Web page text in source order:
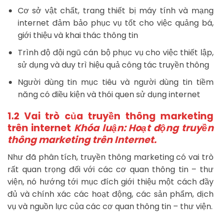
Cơ sở vật chất, trang thiết bị máy tính và mạng
internet đảm bảo phục vụ tốt cho việc quảng bá,
giới thiệu và khai thác thông tin
Trình độ đội ngũ cán bộ phục vụ cho việc thiết lập,
sử dụng và duy trì hiệu quả công tác truyền thông
Người dùng tin mục tiêu và người dùng tin tiềm
năng có điều kiện và thói quen sử dụng internet
1.2 Vai trò của truyền thông marketing
trên internet Khóa luận: Hoạt động truyền
thông marketing trên Internet.
Như đã phân tích, truyền thông marketing có vai trò
rất quan trọng đối với các cơ quan thông tin – thư
viện, nó hướng tới mục đích giới thiệu một cách đầy
đủ và chính xác các hoạt động, các sản phẩm, dịch
vụ và nguồn lực của các cơ quan thông tin – thư viện.